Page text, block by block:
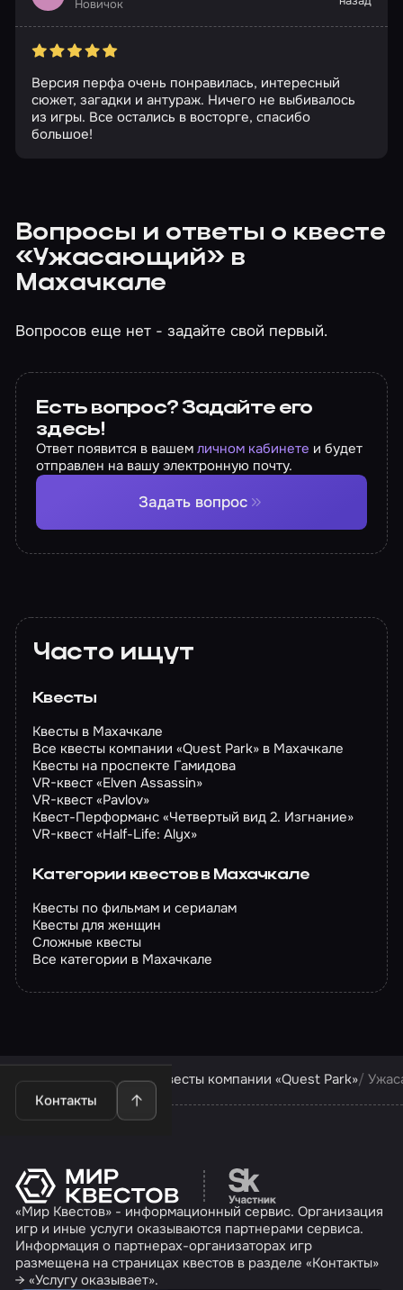
Новичок
Версия перфа очень понравилась, интересный
сюжет, загадки и антураж. Ничего не выбивалось
из игры. Все остались в восторге, спасибо
большое!
Вопросы и ответы о квесте
«Ужасающий» в
Махачкале
Вопросов еще нет - задайте свой первый.
Есть вопрос? Задайте его
здесь!
Ответ появится в вашемличном кабинете и будет
отправлен на вашу электронную почту.
Задать вопрос
Часто ищут
Квесты
Квесты в Махачкале
Все квесты компании «Quest Park» в Махачкале
Квесты на проспекте Гамидова
VR-квест «Elven Assassin»
VR-квест «Pavlov»
Квест-Перформанс «Четвертый вид 2. Изгнание»
VR-квест «Half-Life: Alyx»
Категории квестов в Махачкале
Квесты по фильмам и сериалам
Квесты для женщин
Сложные квесты
Все категории в Махачкале
Контакты
Квесты в Махачкале Квесты компании «Quest Park»
Перейти на сайт
«Мир Квестов» - информационный сервис. Организация
игр и иные услуги оказываются партнерами сервиса.
Информация о партнерах-организаторах игр
размещена на страницах квестов в разделе «Контакты»
→ «Услугу оказывает».